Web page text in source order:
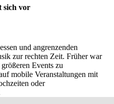
sich vor
und angrenzenden
zur rechten Zeit. Früher war
Events zu
mobile Veranstaltungen mit
oder